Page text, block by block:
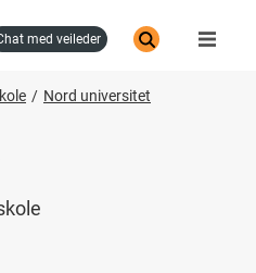
til
chat med veileder
Nord universitet